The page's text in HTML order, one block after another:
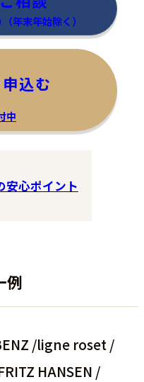
（年末年始除く）
込む
中
安心ポイント
例
/ligne roset /
HANSEN /